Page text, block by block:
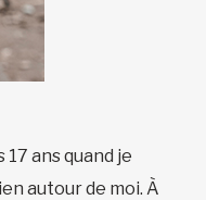
ans quand je
autour de moi. À